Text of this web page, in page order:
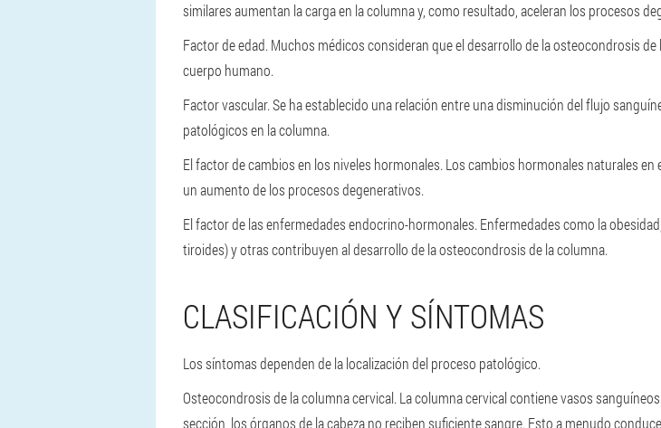
similares aumentan la carga en la columna y, como resultado, aceleran los procesos
Factor de edad. Muchos médicos consideran que el desarrollo de la osteocondrosis
cuerpo humano.
Factor vascular. Se ha establecido una relación entre una disminución del flujo
patológicos en la columna.
El factor de cambios en los niveles hormonales. Los cambios hormonales naturales
un aumento de los procesos degenerativos.
El factor de las enfermedades endocrino-hormonales. Enfermedades como la
tiroides) y otras contribuyen al desarrollo de la osteocondrosis de la columna.
CLASIFICACIÓN Y SÍNTOMAS
Los síntomas dependen de la localización del proceso patológico.
Osteocondrosis de la columna cervical. La columna cervical contiene vasos
sección, los órganos de la cabeza no reciben suficiente sangre. Esto a menudo